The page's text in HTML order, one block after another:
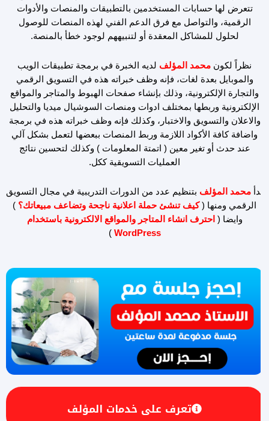
تتعرض لها حسابات المستخدمين بالتطبيقات والمنصات والأدوات
الرقمية، والتواصل مع فرق الدعم الفني لهذه المنصات للوصول
لحلول للمشاكل المعقدة أو لتنبيههم لوجود خطأ بالمنصة.
نظراً لكون محمد المؤلف لديه الخبرة في برمجة تطبيقات الويب
والموبايل بعدة لغات، فإنه وظف خبراته هذه في التسويق الرقمي
والتجارة الإلكترونية، وذلك بإنشاء صفحات الهبوط والمتاجر والمواقع
الإلكترونية وربطها بمختلف ادوات ومنصات السوشيال ميديا والتحليل
والاعلان والتسويق والاختبار، وكذلك فإنه وظف خبراته هذه في برمجة
واضافة كافة الأكواد اللازمة وربط المنصات ببعضها لتعمل بشكل آلي
عند حدث أو تغير معين ( اتمتة المعلومات ) وكذلك لتحسين نتائج
العمليات التسويقية ككل.
بدأ محمد المؤلف بتنظيم عدد من الدورات التدريبية في مجال التسويق
الرقمي ومنها (كيف تنشئ حملة اعلانية ناجحة وتضاعف مبيعاتك؟ )
وايضا ( احترف انشاء المتاجر والمواقع الالكترونية باستخدام
WordPress
)
تعرف على خدمات المؤلف